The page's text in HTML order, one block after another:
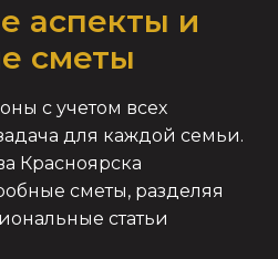
аспекты и
сметы
с учетом всех
для каждой семьи.
Красноярска
сметы, разделяя
статьи